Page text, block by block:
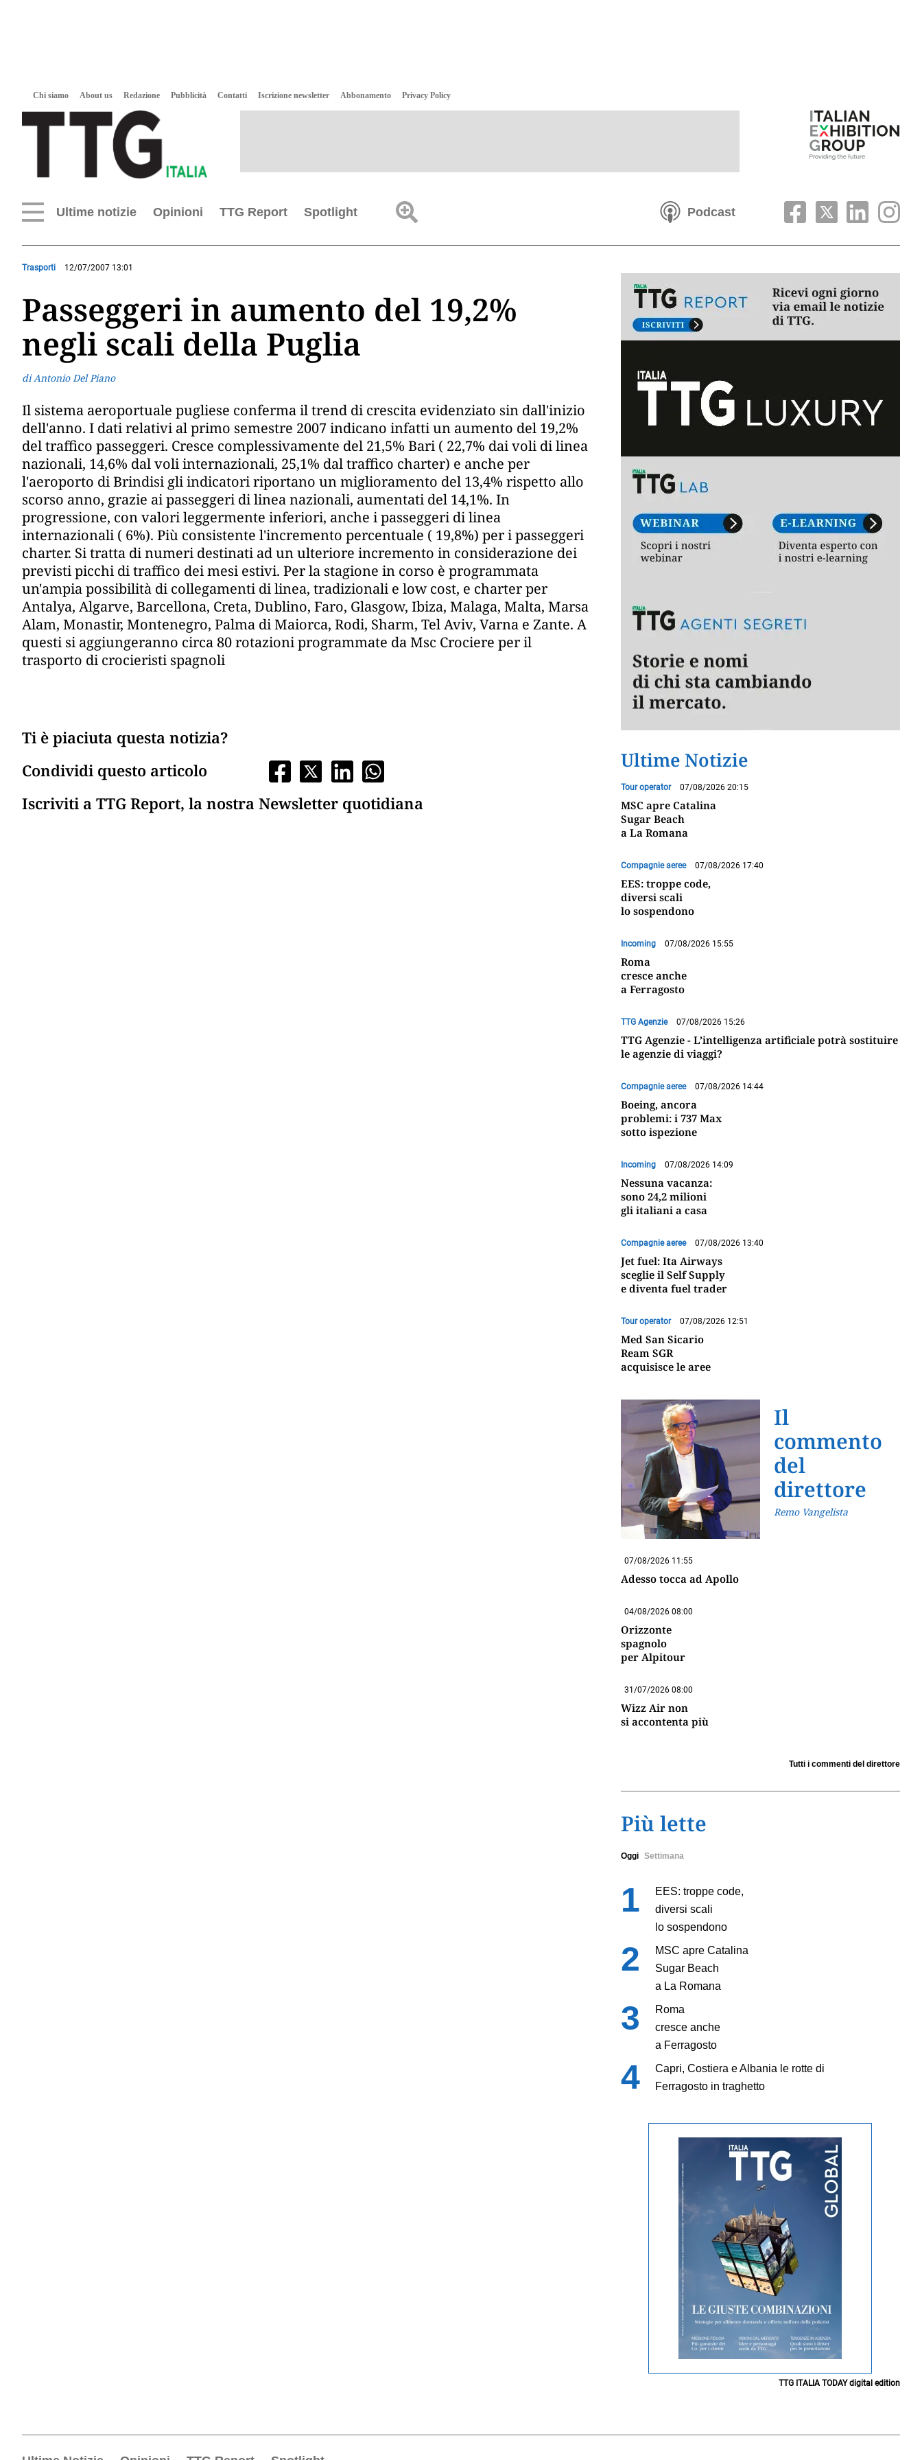
Chi siamo About us Redazione Pubblicità Contatti Iscrizione newsletter Abbonamento Privacy Policy
Ultime notizie Opinioni TTG Report Spotlight Podcast
Trasporti 12/07/2007 13:01
Passeggeri in aumento del 19,2%
negli scali della Puglia
di Antonio Del Piano
Il sistema aeroportuale pugliese conferma il trend di crescita evidenziato sin dall'inizio
dell'anno. I dati relativi al primo semestre 2007 indicano infatti un aumento del 19,2%
del traffico passeggeri. Cresce complessivamente del 21,5% Bari ( 22,7% dai voli di linea
nazionali, 14,6% dal voli internazionali, 25,1% dal traffico charter) e anche per
l'aeroporto di Brindisi gli indicatori riportano un miglioramento del 13,4% rispetto allo
scorso anno, grazie ai passeggeri di linea nazionali, aumentati del 14,1%. In
progressione, con valori leggermente inferiori, anche i passeggeri di linea
internazionali ( 6%). Più consistente l'incremento percentuale ( 19,8%) per i passeggeri
charter. Si tratta di numeri destinati ad un ulteriore incremento in considerazione dei
previsti picchi di traffico dei mesi estivi. Per la stagione in corso è programmata
un'ampia possibilità di collegamenti di linea, tradizionali e low cost, e charter per
Antalya, Algarve, Barcellona, Creta, Dublino, Faro, Glasgow, Ibiza, Malaga, Malta, Marsa
Alam, Monastir, Montenegro, Palma di Maiorca, Rodi, Sharm, Tel Aviv, Varna e Zante. A
questi si aggiungeranno circa 80 rotazioni programmate da Msc Crociere per il
trasporto di crocieristi spagnoli
Ti è piaciuta questa notizia?
Condividi questo articolo
Iscriviti a TTG Report, la nostra Newsletter quotidiana
Ultime Notizie
Tour operator 07/08/2026 20:15
MSC apre Catalina
Sugar Beach
a La Romana
Compagnie aeree 07/08/2026 17:40
EES: troppe code,
diversi scali
lo sospendono
Incoming 07/08/2026 15:55
Roma
cresce anche
a Ferragosto
TTG Agenzie 07/08/2026 15:26
TTG Agenzie - L’intelligenza artificiale potrà sostituire
le agenzie di viaggi?
Compagnie aeree 07/08/2026 14:44
Boeing, ancora
problemi: i 737 Max
sotto ispezione
Incoming 07/08/2026 14:09
Nessuna vacanza:
sono 24,2 milioni
gli italiani a casa
Compagnie aeree 07/08/2026 13:40
Jet fuel: Ita Airways
sceglie il Self Supply
e diventa fuel trader
Tour operator 07/08/2026 12:51
Med San Sicario
Ream SGR
acquisisce le aree
Il
commento
del
direttore
Remo Vangelista
07/08/2026 11:55
Adesso tocca ad Apollo
04/08/2026 08:00
Orizzonte
spagnolo
per Alpitour
31/07/2026 08:00
Wizz Air non
si accontenta più
Tutti i commenti del direttore
Più lette
Oggi Settimana
EES: troppe code,
diversi scali
lo sospendono
MSC apre Catalina
Sugar Beach
a La Romana
Roma
cresce anche
a Ferragosto
Capri, Costiera e Albania le rotte di
Ferragosto in traghetto
TTG ITALIA TODAY digital edition